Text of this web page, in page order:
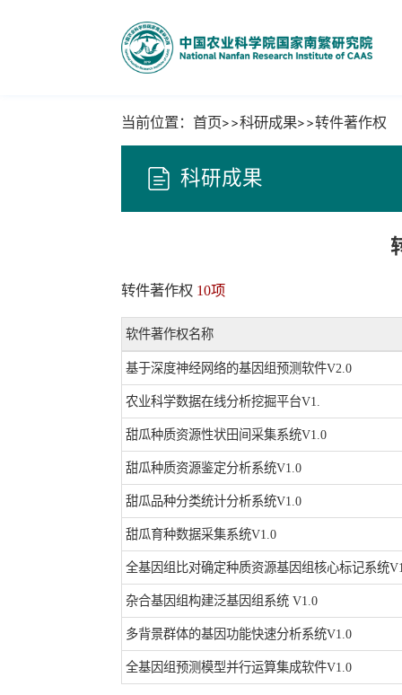
当前位置： 首页 科研成果 转件著作权
科研成果
转件著作权 10项
软件著作权名称
基于深度神经网络的基因组预测软件V2.0
农业科学数据在线分析挖掘平台V1.
甜瓜种质资源性状田间采集系统V1.0
甜瓜种质资源鉴定分析系统V1.0
甜瓜品种分类统计分析系统V1.0
甜瓜育种数据采集系统V1.0
全基因组比对确定种质资源基因组核心标记系统
杂合基因组构建泛基因组系统 V1.0
多背景群体的基因功能快速分析系统V1.0
全基因组预测模型并行运算集成软件V1.0